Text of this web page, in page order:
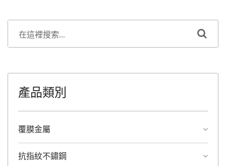
產品類別
覆膜金屬
抗指紋不鏽鋼